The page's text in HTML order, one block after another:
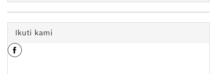
Ikuti kami